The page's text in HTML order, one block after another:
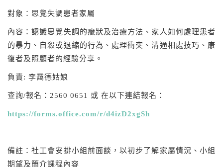
對象：思覺失調患者家屬
內容：認識思覺失調的癥狀及治療方法、家人如何處理患者
的暴力、自殺或退縮的行為、處理衝突、溝通相處技巧、康
復者及照顧者的經驗分享。
負責: 李靄德姑娘
查詢/報名：2560 0651 或 在以下連結報名：
https://forms.office.com/r/d4izD2xgSh
備註：社工會安排小組前面談，以初步了解家屬情況、小組
期望及簡介課程內容